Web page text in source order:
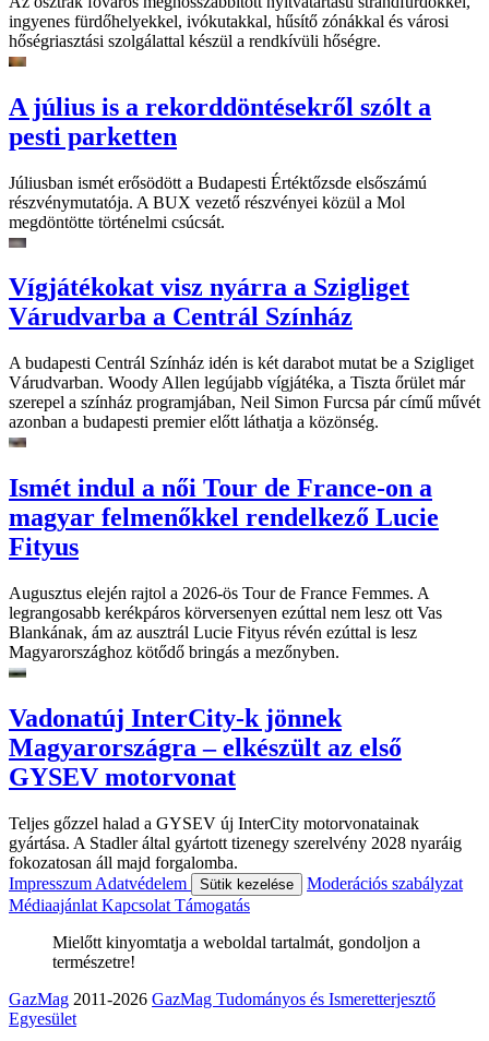
ingyenes fürdőhelyekkel, ivókutakkal, hűsítő zónákkal és városi
hőségriasztási szolgálattal készül a rendkívüli hőségre.
A július is a rekorddöntésekről szólt a
pesti parketten
Júliusban ismét erősödött a Budapesti Értéktőzsde elsőszámú
részvénymutatója. A BUX vezető részvényei közül a Mol
megdöntötte történelmi csúcsát.
Vígjátékokat visz nyárra a Szigliget
Várudvarba a Centrál Színház
A budapesti Centrál Színház idén is két darabot mutat be a Szigliget
Várudvarban. Woody Allen legújabb vígjátéka, a Tiszta őrület már
szerepel a színház programjában, Neil Simon Furcsa pár című művét
azonban a budapesti premier előtt láthatja a közönség.
Ismét indul a női Tour de France-on a
magyar felmenőkkel rendelkező Lucie
Fityus
Augusztus elején rajtol a 2026-ös Tour de France Femmes. A
legrangosabb kerékpáros körversenyen ezúttal nem lesz ott Vas
Blankának, ám az ausztrál Lucie Fityus révén ezúttal is lesz
Magyarországhoz kötődő bringás a mezőnyben.
Vadonatúj InterCity-k jönnek
Magyarországra – elkészült az első
GYSEV motorvonat
Teljes gőzzel halad a GYSEV új InterCity motorvonatainak
gyártása. A Stadler által gyártott tizenegy szerelvény 2028 nyaráig
fokozatosan áll majd forgalomba.
Impresszum Adatvédelem Sütik kezelése
Moderációs szabályzat
Médiaajánlat Kapcsolat Támogatás
Mielőtt kinyomtatja a weboldal tartalmát, gondoljon a
természetre!
GazMag 2011-2026 GazMag Tudományos és Ismeretterjesztő
Egyesület